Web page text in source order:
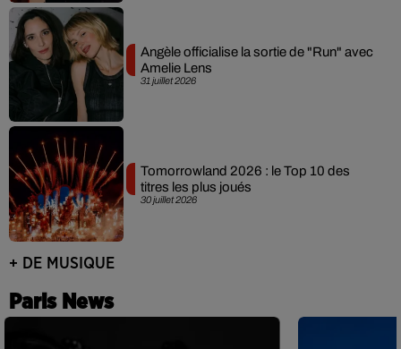
31 juillet 2026
Angèle officialise la sortie de "Run" avec
Amelie Lens
30 juillet 2026
Tomorrowland 2026 : le Top 10 des
titres les plus joués
+ DE MUSIQUE
Paris News